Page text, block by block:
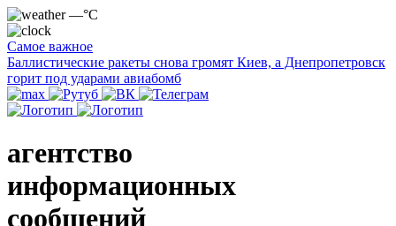
—°C
Самое важное
Баллистические ракеты снова громят Киев, а Днепропетровск
горит под ударами авиабомб
агентство
информационных
сообщений